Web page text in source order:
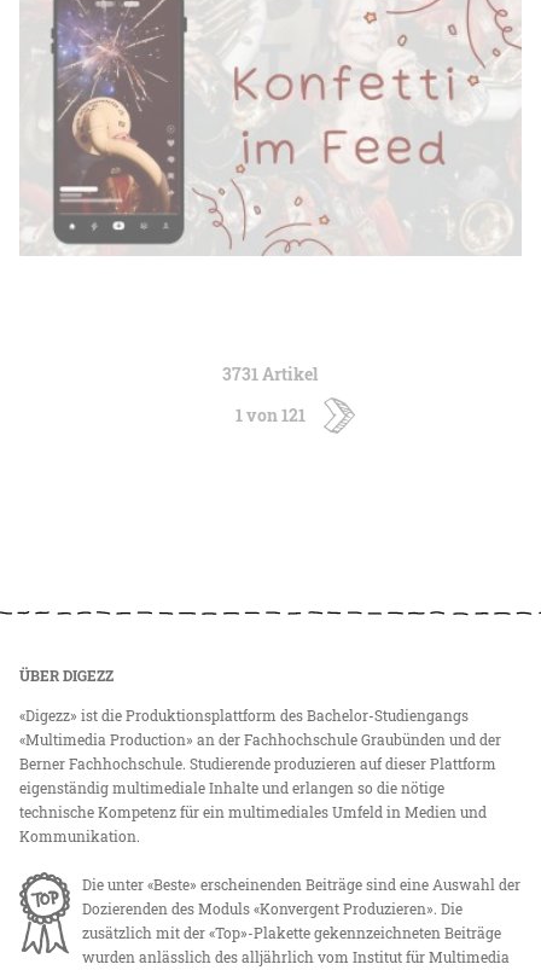
3731 Artikel
1 von 121
ÜBER DIGEZZ
«Digezz» ist die Produktionsplattform des Bachelor-Studiengangs
«Multimedia Production» an der Fachhochschule Graubünden und der
Berner Fachhochschule. Studierende produzieren auf dieser Plattform
eigenständig multimediale Inhalte und erlangen so die nötige
technische Kompetenz für ein multimediales Umfeld in Medien und
Kommunikation.
Die unter «Beste» erscheinenden Beiträge sind eine Auswahl der
Dozierenden des Moduls «Konvergent Produzieren». Die
zusätzlich mit der «Top»-Plakette gekennzeichneten Beiträge
wurden anlässlich des alljährlich vom Institut für Multimedia